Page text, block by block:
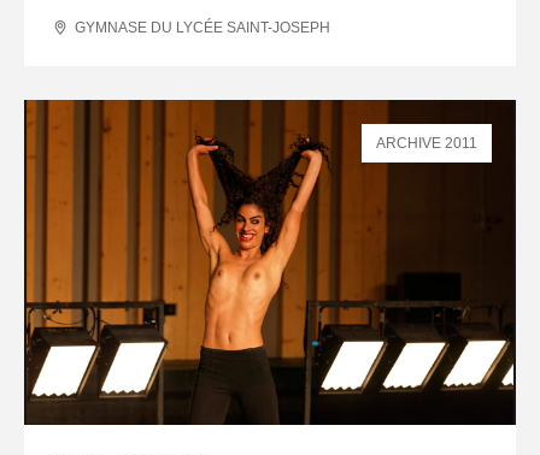
GYMNASE DU LYCÉE SAINT-JOSEPH
ARCHIVE 2011